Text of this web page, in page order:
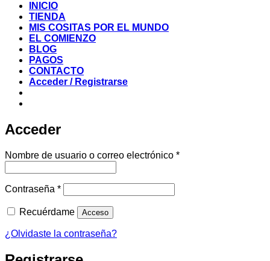
INICIO
TIENDA
MIS COSITAS POR EL MUNDO
EL COMIENZO
BLOG
PAGOS
CONTACTO
Acceder / Registrarse
Acceder
Nombre de usuario o correo electrónico *Obligatorio
Contraseña *Obligatorio
Recuérdame Acceso
¿Olvidaste la contraseña?